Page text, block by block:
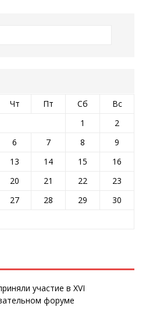
Чт Пт Сб
Вс
1
2
6 7 8
9
13 14 15
16
20 21 22
23
27 28 29
30
участие в XVI
форуме